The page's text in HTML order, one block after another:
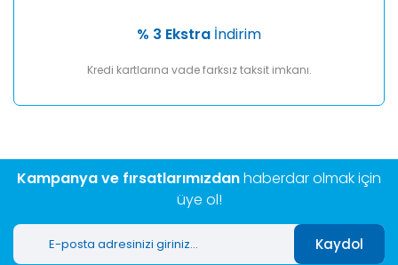
% 3 Ekstra İndirim
Kredi kartlarına vade farksız taksit imkanı.
Kampanya ve fırsatlarımızdanhaberdar olmak için
üye ol!
Kaydol